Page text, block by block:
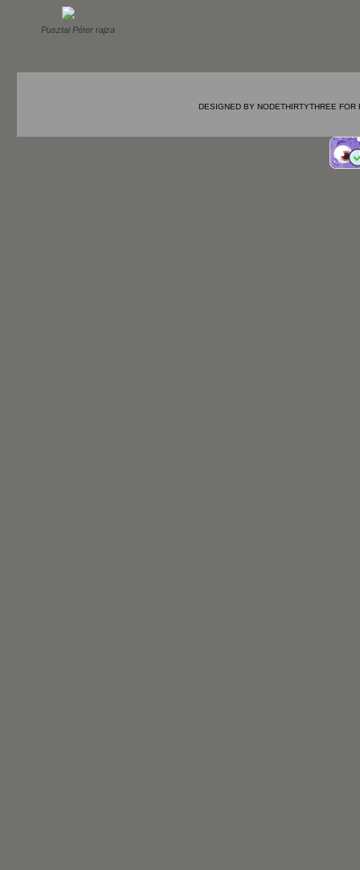
Pusztai Péter rajza
DESIGNED BY NODETHIRTYTHREE FOR